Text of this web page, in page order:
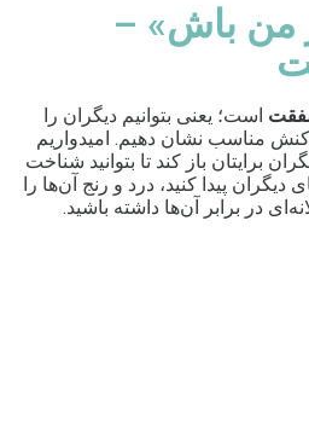
من باش» –
است؛ یعنی بتوانیم دیگران را
مناسب نشان دهیم. امیدواریم
برایتان باز کند تا بتوانید شناخت
پیدا کنید، درد و رنج آن‌‌ها را
در برابر آن‌ها داشته باشید.